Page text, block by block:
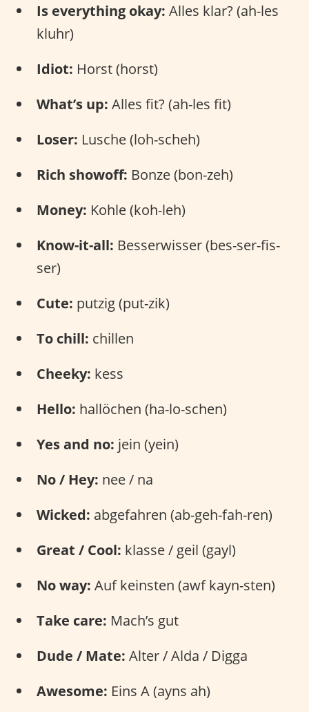
Is everything okay: Alles klar? (ah-les
kluhr)
Idiot: Horst (horst)
What’s up: Alles fit? (ah-les fit)
Loser: Lusche (loh-scheh)
Rich showoff: Bonze (bon-zeh)
Money: Kohle (koh-leh)
Know-it-all: Besserwisser (bes-ser-fis-
ser)
Cute: putzig (put-zik)
To chill: chillen
Cheeky: kess
Hello: hallöchen (ha-lo-schen)
Yes and no: jein (yein)
No / Hey: nee / na
Wicked: abgefahren (ab-geh-fah-ren)
Great / Cool: klasse / geil (gayl)
No way: Auf keinsten (awf kayn-sten)
Take care: Mach’s gut
Dude / Mate: Alter / Alda / Digga
Awesome: Eins A (ayns ah)